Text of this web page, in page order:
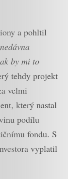
a pohltil
by mi to
tehdy projekt
velmi
který nastal
podílu
fondu. S
vyplatil